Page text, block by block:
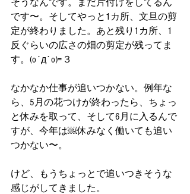
そうなんです。まだ片付けをしてるん
です〜。そしてやっと1カ所、文旦の剪
定が終わりました。あと残り1カ所、1
反ぐらいの広さの畑の剪定が残ってま
す。(o´д`o)=３
なかなか仕事が追いつかない。例年な
ら、5月の花つけが終わったら、ちょっ
と休みを取って、そして6月に入るんで
すが、今年は￼休みなく働いても追い
つかない〜。
けど、もうちょっとで追いつきそうな
感じがしてきました。